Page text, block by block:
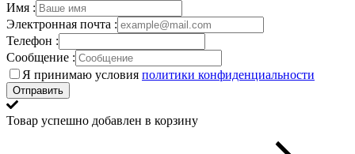
Имя :
Электронная почта :
Телефон :
Сообщение :
Я принимаю условия политики конфиденциальности
Отправить
Товар успешно добавлен в корзину